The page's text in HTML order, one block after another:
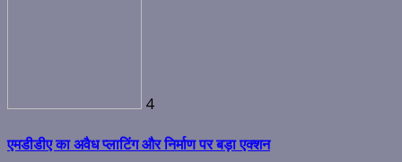
4
एमडीडीए का अवैध प्लाटिंग और निर्माण पर बड़ा एक्शन